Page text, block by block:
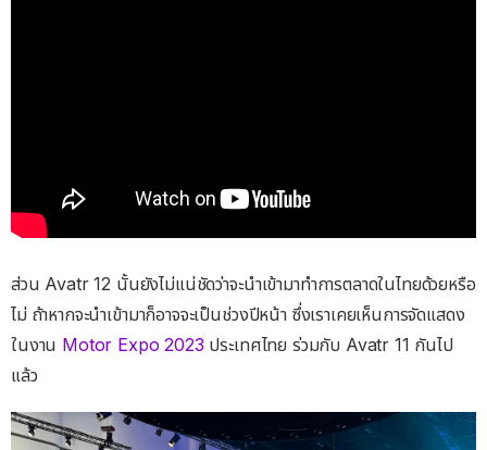
ส่วน Avatr 12 นั้นยังไม่แน่ชัดว่าจะนำเข้ามาทำการตลาดในไทยด้วยหรือ
ไม่ ถ้าหากจะนำเข้ามาก็อาจจะเป็นช่วงปีหน้า ซึ่งเราเคยเห็นการจัดแสดง
ในงาน Motor Expo 2023 ประเทศไทย ร่วมกับ Avatr 11 กันไป
แล้ว